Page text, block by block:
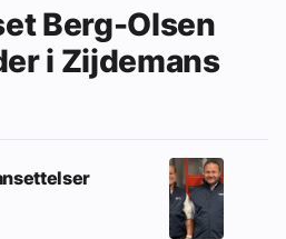
Berg-Olsen
i Zijdemans